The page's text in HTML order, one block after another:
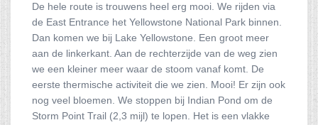
De hele route is trouwens heel erg mooi. We rijden via
de East Entrance het Yellowstone National Park binnen.
Dan komen we bij Lake Yellowstone. Een groot meer
aan de linkerkant. Aan de rechterzijde van de weg zien
we een kleiner meer waar de stoom vanaf komt. De
eerste thermische activiteit die we zien. Mooi! Er zijn ook
nog veel bloemen. We stoppen bij Indian Pond om de
Storm Point Trail (2,3 mijl) te lopen. Het is een vlakke